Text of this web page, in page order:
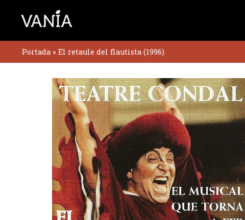
Portada » El retaule del flautista (1996)